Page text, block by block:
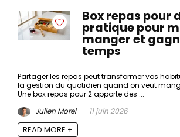
Box repas pour
pratique pour
manger et
temps
Partager les repas peut transformer vos
la gestion du quotidien quand on veut
Une box repas pour 2 apporte des ...
Julien Morel
11 juin 2026
READ MORE +